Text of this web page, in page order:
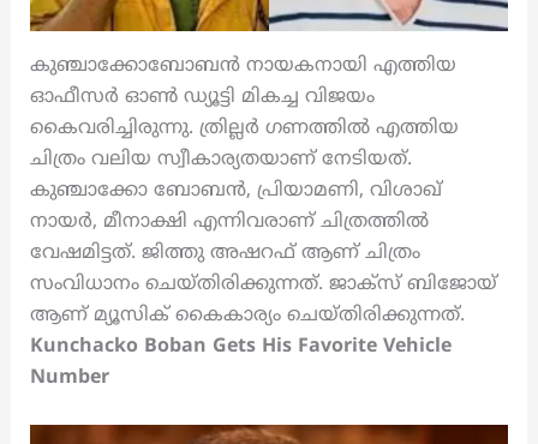
കുഞ്ചാക്കോബോബൻ നായകനായി എത്തിയ
ഓഫീസർ ഓൺ ഡ്യൂട്ടി മികച്ച വിജയം
കൈവരിച്ചിരുന്നു. ത്രില്ലർ ഗണത്തിൽ എത്തിയ
ചിത്രം വലിയ സ്വീകാര്യതയാണ് നേടിയത്.
കുഞ്ചാക്കോ ബോബൻ, പ്രിയാമണി, വിശാഖ്
നായർ, മീനാക്ഷി എന്നിവരാണ് ചിത്രത്തിൽ
വേഷമിട്ടത്. ജിത്തു അഷറഫ് ആണ് ചിത്രം
സംവിധാനം ചെയ്തിരിക്കുന്നത്. ജാക്‌സ് ബിജോയ്
ആണ് മ്യൂസിക് കൈകാര്യം ചെയ്തിരിക്കുന്നത്.
Kunchacko Boban Gets His Favorite Vehicle
Number